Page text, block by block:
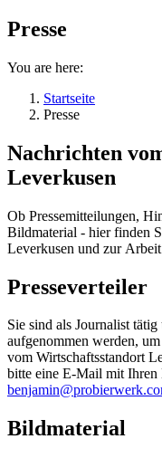
Presse
You are here:
Startseite
Presse
Nachrichten
Leverkusen
Ob Pressemitteilungen,
Bildmaterial - hier finden
Leverkusen und zur
Presseverteiler
Sie sind als Journalist
aufgenommen werden,
vom Wirtschaftsstandort
bitte eine E-Mail mit Ihren
Bildmaterial